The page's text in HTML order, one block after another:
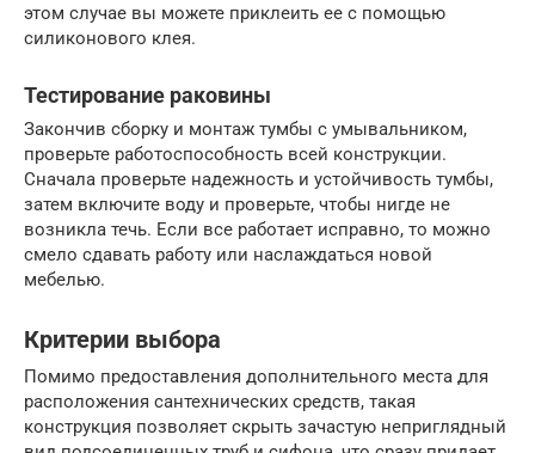
этом случае вы можете приклеить ее с помощью
силиконового клея.
Тестирование раковины
Закончив сборку и монтаж тумбы с умывальником,
проверьте работоспособность всей конструкции.
Сначала проверьте надежность и устойчивость тумбы,
затем включите воду и проверьте, чтобы нигде не
возникла течь. Если все работает исправно, то можно
смело сдавать работу или наслаждаться новой
мебелью.
Критерии выбора
Помимо предоставления дополнительного места для
расположения сантехнических средств, такая
конструкция позволяет скрыть зачастую неприглядный